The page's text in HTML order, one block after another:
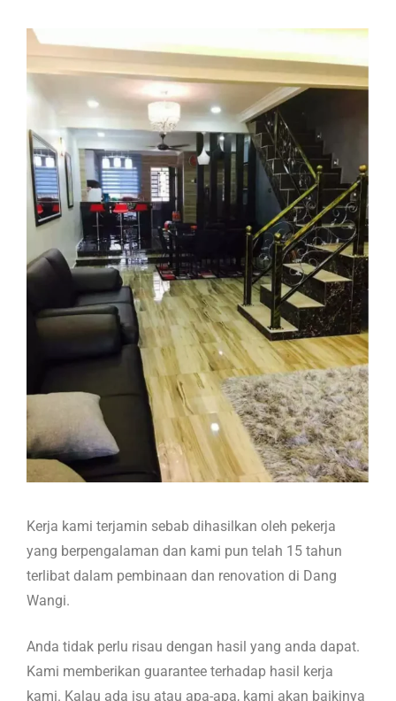
Kerja kami terjamin sebab dihasilkan oleh pekerja
yang berpengalaman dan kami pun telah 15 tahun
terlibat dalam pembinaan dan renovation di Dang
Wangi.
Anda tidak perlu risau dengan hasil yang anda dapat.
Kami memberikan guarantee terhadap hasil kerja
kami. Kalau ada isu atau apa-apa, kami akan baikinya